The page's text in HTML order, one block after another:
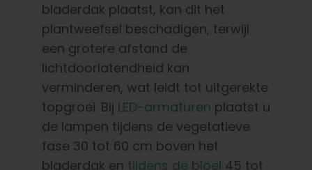
bladerdak plaatst, kan dit het
plantweefsel beschadigen, terwijl
een grotere afstand de
lichtdoorlatendheid kan
verminderen, wat leidt tot uitgerekte
topgroei. Bij LED-armaturen plaatst u
de lampen tijdens de vegetatieve
fase 30 tot 60 cm boven het
bladerdak en tijdens de bloei 45 tot